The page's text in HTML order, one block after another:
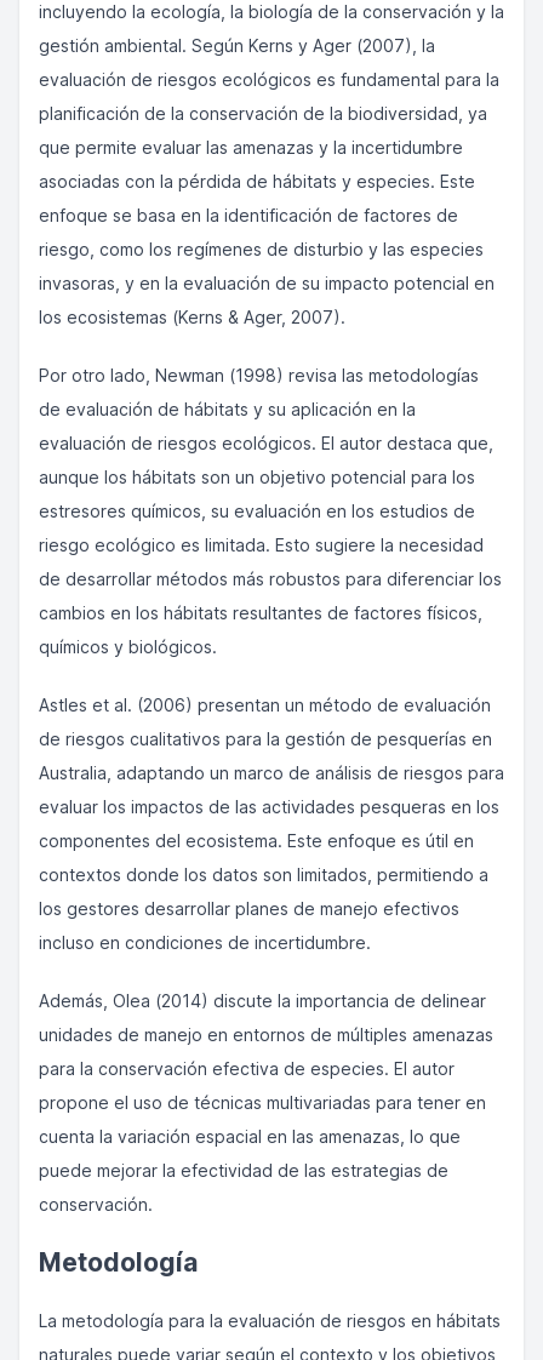
incluyendo la ecología, la biología de la conservación y la
gestión ambiental. Según Kerns y Ager (2007), la
evaluación de riesgos ecológicos es fundamental para la
planificación de la conservación de la biodiversidad, ya
que permite evaluar las amenazas y la incertidumbre
asociadas con la pérdida de hábitats y especies. Este
enfoque se basa en la identificación de factores de
riesgo, como los regímenes de disturbio y las especies
invasoras, y en la evaluación de su impacto potencial en
los ecosistemas (Kerns & Ager, 2007).
Por otro lado, Newman (1998) revisa las metodologías
de evaluación de hábitats y su aplicación en la
evaluación de riesgos ecológicos. El autor destaca que,
aunque los hábitats son un objetivo potencial para los
estresores químicos, su evaluación en los estudios de
riesgo ecológico es limitada. Esto sugiere la necesidad
de desarrollar métodos más robustos para diferenciar los
cambios en los hábitats resultantes de factores físicos,
químicos y biológicos.
Astles et al. (2006) presentan un método de evaluación
de riesgos cualitativos para la gestión de pesquerías en
Australia, adaptando un marco de análisis de riesgos para
evaluar los impactos de las actividades pesqueras en los
componentes del ecosistema. Este enfoque es útil en
contextos donde los datos son limitados, permitiendo a
los gestores desarrollar planes de manejo efectivos
incluso en condiciones de incertidumbre.
Además, Olea (2014) discute la importancia de delinear
unidades de manejo en entornos de múltiples amenazas
para la conservación efectiva de especies. El autor
propone el uso de técnicas multivariadas para tener en
cuenta la variación espacial en las amenazas, lo que
puede mejorar la efectividad de las estrategias de
conservación.
Metodología
La metodología para la evaluación de riesgos en hábitats
naturales puede variar según el contexto y los objetivos